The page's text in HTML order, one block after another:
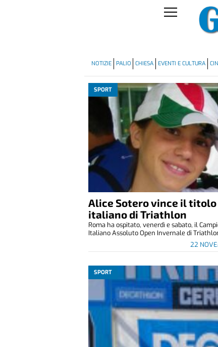
NOTIZIE PALIO CHIESA EVENTI E CULTURA
SPORT
Alice Sotero vince il titolo
italiano di Triathlon
22
Roma ha ospitato, venerdì e sabato, il
Italiano Assoluto Open Invernale di
SPORT